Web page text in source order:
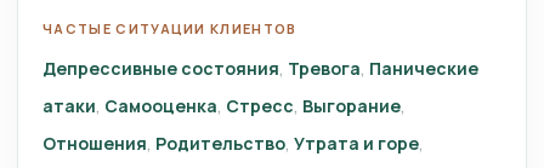
ЧАСТЫЕ СИТУАЦИИ КЛИЕНТОВ
Депрессивные состояния Тревога Панические
атаки Самооценка Стресс Выгорание
Отношения Родительство Утрата и горе